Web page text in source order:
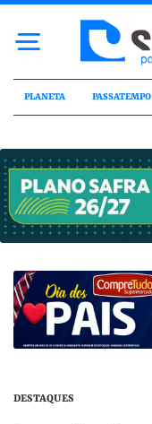
PLANETA PASSATEMPO
DESTAQUES